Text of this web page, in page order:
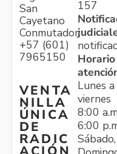
San
Cayetano
Conmutador:
+57 (601)
7965150
VENTA
NILLA
ÚNICA
DE
RADIC
157
Lunes a
viernes
8:00
6:00
Sábado,